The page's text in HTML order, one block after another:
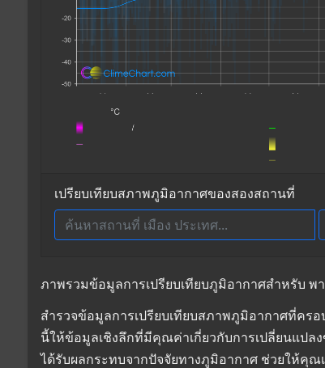
เปรียบเทียบสภาพภูมิอากาศของสองสถานที่
ภาพรวมข้อมูลการเปรียบเทียบภูมิอากาศสำหรับ พ
สำรวจข้อมูลการเปรียบเทียบสภาพภูมิอากาศที่คร
นี้ให้ข้อมูลเชิงลึกที่มีคุณค่าเกี่ยวกับการเปลี่ยนแป
ได้รับผลกระทบจากปัจจัยทางภูมิอากาศ ช่วยให้คุ